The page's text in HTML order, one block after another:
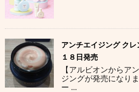
アンチエイジング クレ
１８日発売
【アルビオンからア
ジングが発売になり
ー ...